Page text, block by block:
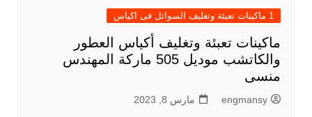
1 ماكينات تعبئة وتغليف السوائل فى اكياس
ماكينات تعبئة وتغليف أكياس العطور
والكاتشب موديل 505 ماركة المهندس
منسى
engmansy مارس 8, 2023